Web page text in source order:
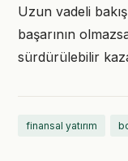
Uzun vadeli bakış
başarının
sürdürülebilir
finansal yatırım